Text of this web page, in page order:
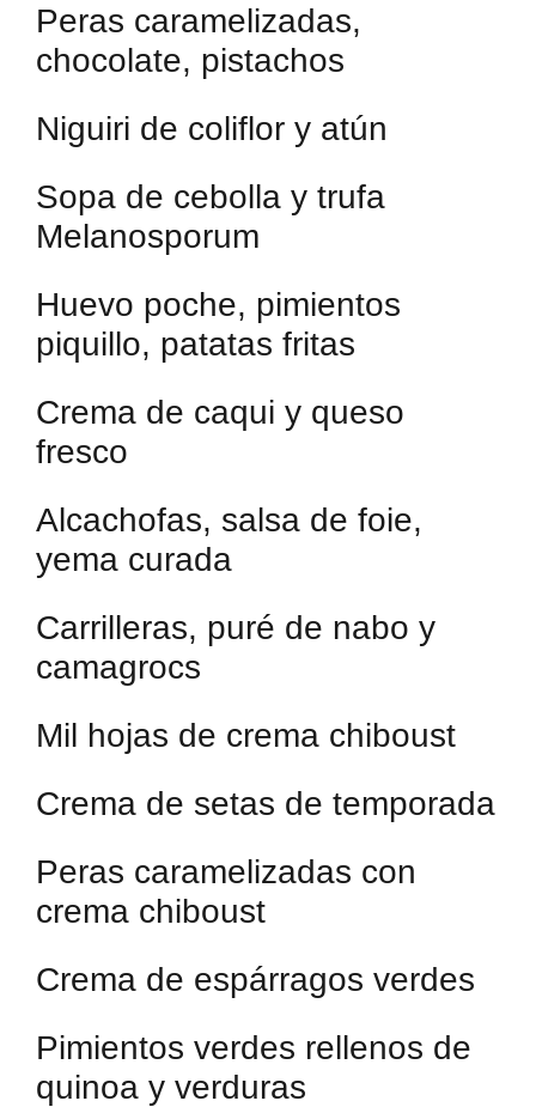
Peras caramelizadas,
chocolate, pistachos
Niguiri de coliflor y atún
Sopa de cebolla y trufa
Melanosporum
Huevo poche, pimientos
piquillo, patatas fritas
Crema de caqui y queso
fresco
Alcachofas, salsa de foie,
yema curada
Carrilleras, puré de nabo y
camagrocs
Mil hojas de crema chiboust
Crema de setas de temporada
Peras caramelizadas con
crema chiboust
Crema de espárragos verdes
Pimientos verdes rellenos de
quinoa y verduras